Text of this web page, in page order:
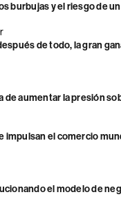
burbujas y el riesgo de
de todo, la gran
de aumentar la presión
impulsan el comercio
el modelo de